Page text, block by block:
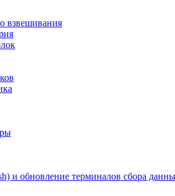
взвешивания
и обновление терминалов сбора